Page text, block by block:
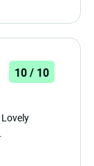
10 / 10